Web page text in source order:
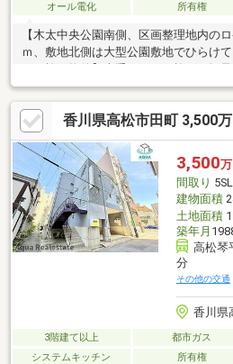
オール電化
所有権
【木太中央公園南側、区画整理地内の
ｍ、敷地北側は大型公園敷地でひらけ
値を保ち永くお住まい頂くことが可能
まいされております。【土地約１０９
宅。】敷地面積は３６０．５５㎡で１
８．７３㎡ ２階８７．６７㎡ 合計１
記簿記載面積）サイズ感も魅力です。
の為、各部屋・廊下等広々とした造り
在お住まい中の為、ご内覧につきまして
す。
香川県高松市田町 3,500
3,500
間取り
建物面積
土地面積
築年月
高松琴
分
その他の交通
香川県
3階建て以上 都市ガス
システムキッチン
所有権